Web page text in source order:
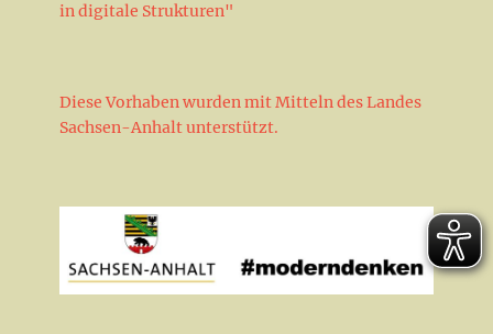
in digitale Strukturen"
Diese Vorhaben wurden mit Mitteln des Landes
Sachsen-Anhalt unterstützt.